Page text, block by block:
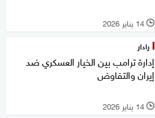
l 14 يناير 2026
رادار
إدارة ترامب بين الخيار العسكري ضد
إيران والتفاوض
l 14 يناير 2026